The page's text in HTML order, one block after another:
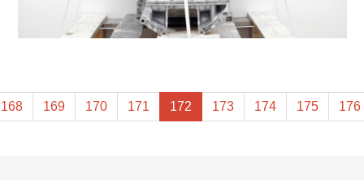
168 169 170 171 172 173 174 175 176